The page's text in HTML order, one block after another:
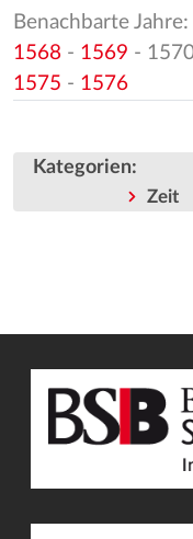
Benachbarte Jahre:
1568 - 1569 -
1575 - 1576
Kategorien:
Zeit